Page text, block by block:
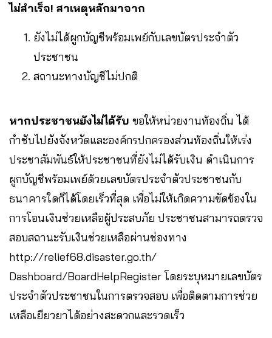
ไม่สำเร็จ! สาเหตุหลักมาจาก
ยังไม่ได้ผูกบัญชีพร้อมเพย์กับเลขบัตรประจำตัว
ประชาชน
สถานะทางบัญชีไม่ปกติ
หากประชาชนยังไม่ได้รับ ขอให้หน่วยงานท้องถิ่น ได้
กำชับไปยังจังหวัดและองค์กรปกครองส่วนท้องถิ่นให้เร่ง
ประชาสัมพันธ์ให้ประชาชนที่ยังไม่ได้รับเงิน ดำเนินการ
ผูกบัญชีพร้อมเพย์ด้วยเลขบัตรประจำตัวประชาชนกับ
ธนาคารใดก็ได้โดยเร็วที่สุด เพื่อไม่ให้เกิดความขัดข้องใน
การโอนเงินช่วยเหลือผู้ประสบภัย ประชาชนสามารถตรวจ
สอบสถานะรับเงินช่วยเหลือผ่านช่องทาง
http://relief68.disaster.go.th/
Dashboard/BoardHelpRegister โดยระบุหมายเลขบัตร
ประจำตัวประชาชนในการตรวจสอบ เพื่อติดตามการช่วย
เหลือเยียวยาได้อย่างสะดวกและรวดเร็ว